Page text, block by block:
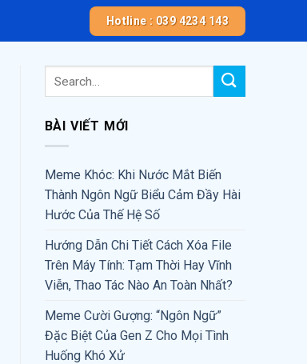
Hotline : 039 4234 143
BÀI VIẾT MỚI
Meme Khóc: Khi Nước Mắt Biến
Thành Ngôn Ngữ Biểu Cảm Đầy Hài
Hước Của Thế Hệ Số
Hướng Dẫn Chi Tiết Cách Xóa File
Trên Máy Tính: Tạm Thời Hay Vĩnh
Viễn, Thao Tác Nào An Toàn Nhất?
Meme Cười Gượng: “Ngôn Ngữ”
Đặc Biệt Của Gen Z Cho Mọi Tình
Huống Khó Xử